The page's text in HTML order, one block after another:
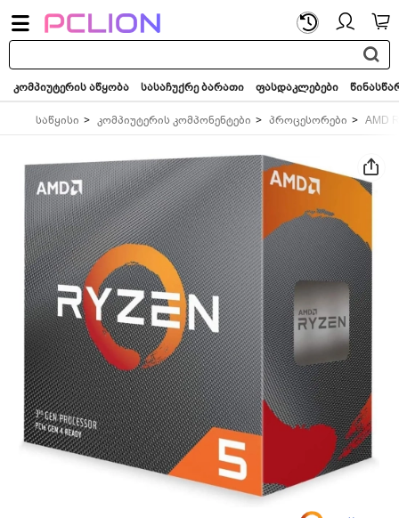
საძიებო
სიტყვა...
კომპიუტერის აწყობა სასაჩუქრე ბარათი ფასდაკლებები
საწყისი კომპიუტერის კომპონენტები პროცესორები AMD